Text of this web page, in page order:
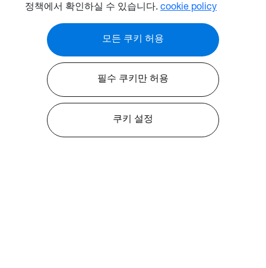
정책에서 확인하실 수 있습니다. cookie policy
모든 쿠키 허용
필수 쿠키만 허용
쿠키 설정